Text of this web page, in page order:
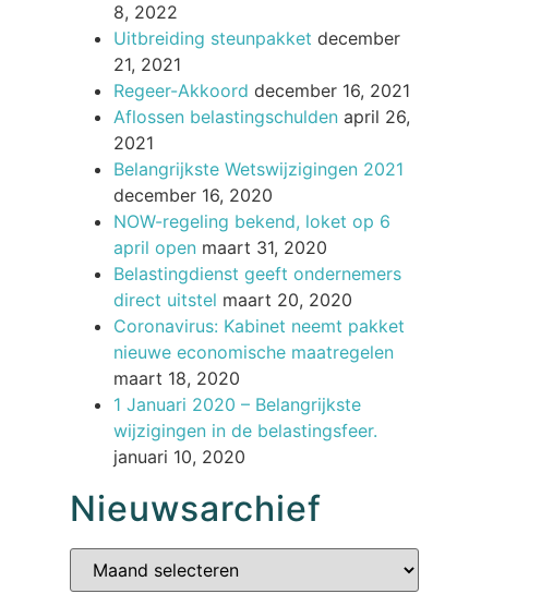
8, 2022
Uitbreiding steunpakket december
21, 2021
Regeer-Akkoord december 16, 2021
Aflossen belastingschulden april 26,
2021
Belangrijkste Wetswijzigingen 2021
december 16, 2020
NOW-regeling bekend, loket op 6
april open maart 31, 2020
Belastingdienst geeft ondernemers
direct uitstel maart 20, 2020
Coronavirus: Kabinet neemt pakket
nieuwe economische maatregelen
maart 18, 2020
1 Januari 2020 – Belangrijkste
wijzigingen in de belastingsfeer.
januari 10, 2020
Nieuwsarchief